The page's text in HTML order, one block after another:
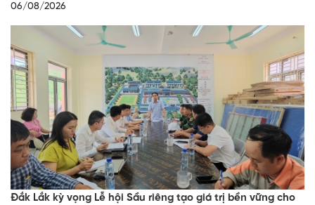
06/08/2026
Đắk Lắk kỳ vọng Lễ hội Sầu riêng tạo giá trị bền vững cho